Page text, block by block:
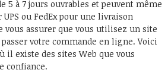
5 à 7 jours ouvrables et peuvent même
ou FedEx pour une livraison
vous assurer que vous utilisez un site
votre commande en ligne. Voici
il existe des sites Web que vous
confiance.